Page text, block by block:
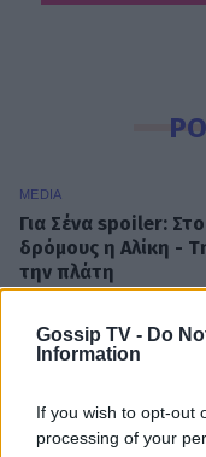
Gossip TV - Do
Information
If you wish to opt-out
processing of your
MEDIA
Για Σένα spoiler:
δρόμους η Αλίκη -
την πλάτη
Η άγνωστη
τολμηρή σκηνή
και του Αλέκου